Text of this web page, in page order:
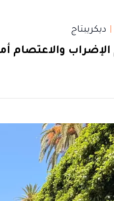
ديكريبتاج
الإضراب والاعتصام